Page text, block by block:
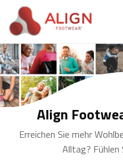
Align
Erreichen Sie mehr
Alltag? Fühlen